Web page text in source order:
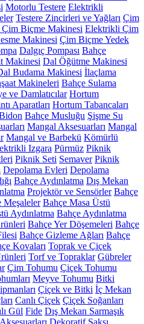
Motorlu Testere Elektrikli
Testere Zincirleri ve Yağları Çim
Biçme Makinesi Elektrikli Çim
Makinesi Çim Biçme Yedek
Dalgıç Pompası Bahçe
Makinesi Dal Öğütme Makinesi
Budama Makinesi İlaçlama
Makineleri Bahçe Sulama
ve Damlatıcılar Hortum
Aparatları Hortum Tabancaları
Bahçe Musluğu Şişme Su
Mangal Aksesuarları Mangal
Mangal ve Barbekü Kömürlü
Izgara Pürmüz Piknik
Piknik Seti Semaver Piknik
Depolama Evleri Depolama
Bahçe Aydınlatma Dış Mekan
Projektör ve Sensörler Bahçe
Meşaleler Bahçe Masa Üstü
Aydınlatma Bahçe Aydınlatma
Bahçe Yer Döşemeleri Bahçe
Bahçe Gizleme Ağları Bahçe
Kovaları Toprak ve Çiçek
Torf ve Topraklar Gübreler
Çim Tohumu Çiçek Tohumu
Meyve Tohumu Bitki
Çiçek ve Bitki İç Mekan
Canlı Çiçek Çiçek Soğanları
Gül Fide Dış Mekan Sarmaşık
Dekoratif Saksı